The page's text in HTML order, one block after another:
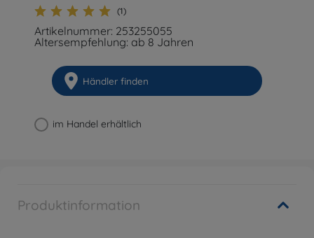
(1)
Artikelnummer: 253255055
Altersempfehlung: ab 8 Jahren
Händler finden
im Handel erhältlich
Produktinformation